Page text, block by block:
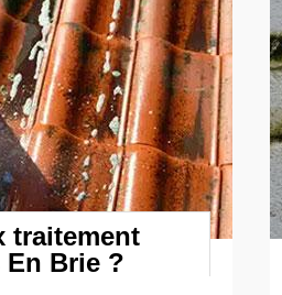
traitement
Brie ?